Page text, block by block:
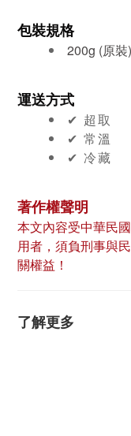
包裝規格
200g (原裝
運送方式
✔︎ 超取
✔︎ 常溫
✔︎ 冷藏
著作權聲明
本文內容受中華民
用者，須負刑事與
關權益！
了解更多